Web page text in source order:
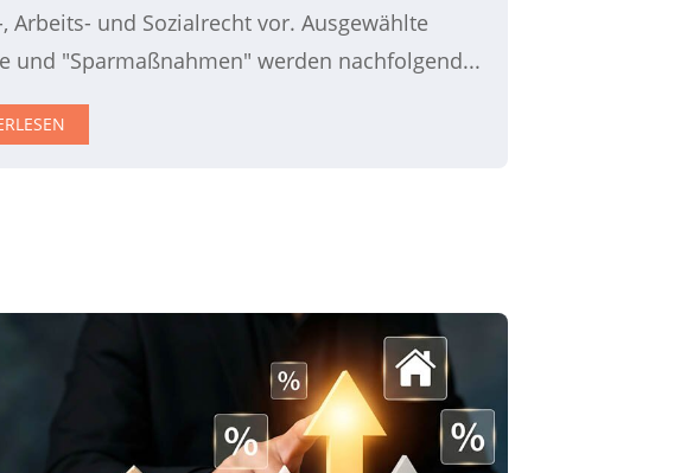
Arbeits- und Sozialrecht vor. Ausgewählte
und "Sparmaßnahmen" werden nachfolgend...